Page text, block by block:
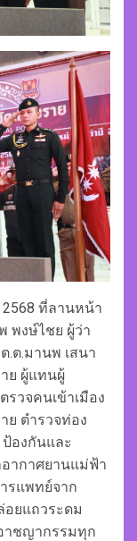
2568 ที่ลานหน้า
พงษ์ไชย ผู้ว่า
.ต.มานพ เสนา
ย ผู้แทนผู้
วจคนเข้าเมือง
ย ตำรวจท่อง
ป้องกันและ
ากาศยานแม่ฟ้า
รแพทย์จาก
อยแถวระดม
าชญากรรมทุก